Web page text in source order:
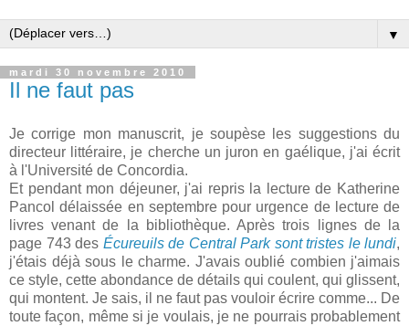
▼
mardi 30 novembre 2010
Il ne faut pas
Je corrige mon manuscrit, je soupèse les suggestions du
directeur littéraire, je cherche un juron en gaélique, j'ai écrit
à l'Université de Concordia.
Et pendant mon déjeuner, j'ai repris la lecture de Katherine
Pancol délaissée en septembre pour urgence de lecture de
livres venant de la bibliothèque. Après trois lignes de la
page 743 des Écureuils de Central Park sont tristes le lundi,
j'étais déjà sous le charme. J'avais oublié combien j'aimais
ce style, cette abondance de détails qui coulent, qui glissent,
qui montent. Je sais, il ne faut pas vouloir écrire comme... De
toute façon, même si je voulais, je ne pourrais probablement